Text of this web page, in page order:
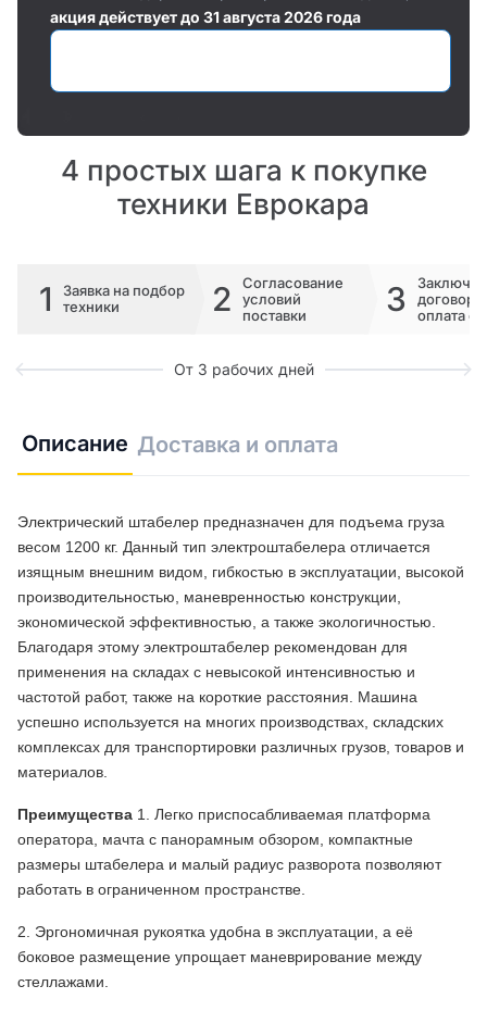
акция действует до 31 августа 2026 года
4 простых шага к покупке
техники Еврокара
1
Заявка на подбор
техники
2
Согласование
условий
поставки
3
договора
оплата
От 3 рабочих дней
Описание Доставка и оплата
Электрический штабелер предназначен для подъема груза
весом 1200 кг. Данный тип электроштабелера отличается
изящным внешним видом, гибкостью в эксплуатации, высокой
производительностью, маневренностью конструкции,
экономической эффективностью, а также экологичностью.
Благодаря этому электроштабелер рекомендован для
применения на складах с невысокой интенсивностью и
частотой работ, также на короткие расстояния. Машина
успешно используется на многих производствах, складских
комплексах для транспортировки различных грузов, товаров и
материалов.
Преимущества 1. Легко приспосабливаемая платформа
оператора, мачта с панорамным обзором, компактные
размеры штабелера и малый радиус разворота позволяют
работать в ограниченном пространстве.
2. Эргономичная рукоятка удобна в эксплуатации, а её
боковое размещение упрощает маневрирование между
стеллажами.